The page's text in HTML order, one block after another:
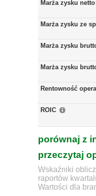
Marża zysku netto
Marża zysku ze
Marża zysku
Marża zysku
Rentowność
ROIC
porównaj z
przeczytaj
Wskaźniki
raportów
Wartości dla